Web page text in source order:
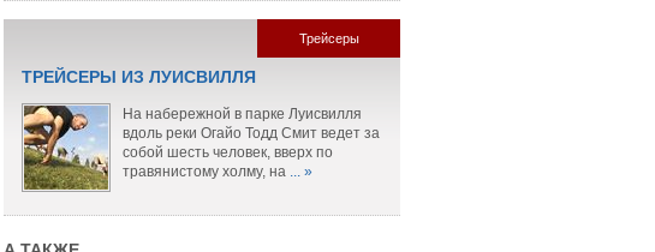
Трейсеры
ТРЕЙСЕРЫ ИЗ ЛУИСВИЛЛЯ
На набережной в парке Луисвилля
вдоль реки Огайо Тодд Смит ведет за
собой шесть человек, вверх по
травянистому холму, на ... »